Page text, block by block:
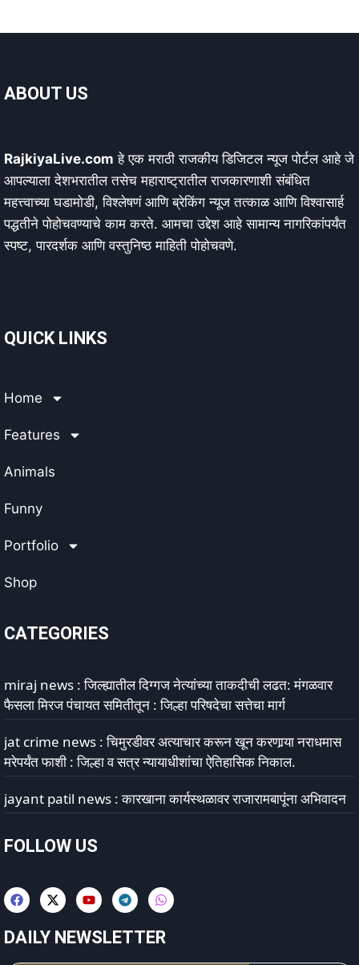
ABOUT US
RajkiyaLive.com हे एक मराठी राजकीय डिजिटल न्यूज पोर्टल आहे जे
आपल्याला देशभरातील तसेच महाराष्ट्रातील राजकारणाशी संबंधित
महत्त्वाच्या घडामोडी, विश्लेषणं आणि ब्रेकिंग न्यूज तत्काळ आणि विश्वासार्ह
पद्धतीने पोहोचवण्याचे काम करते. आमचा उद्देश आहे सामान्य नागरिकांपर्यंत
स्पष्ट, पारदर्शक आणि वस्तुनिष्ठ माहिती पोहोचवणे.
QUICK LINKS
Home
Features
Animals
Funny
Portfolio
Shop
CATEGORIES
miraj news : जिल्ह्यातील दिग्गज नेत्यांच्या ताकदीची लढत: मंगळवार
फैसला मिरज पंचायत समितीतून : जिल्हा परिषदेचा सत्तेचा मार्ग
jat crime news : चिमुरडीवर अत्याचार करून खून करणार्‍या नराधमास
मरेपर्यंत फाशी : जिल्हा व सत्र न्यायाधीशांचा ऐतिहासिक निकाल.
jayant patil news : कारखाना कार्यस्थळावर राजारामबापूंना अभिवादन
FOLLOW US
DAILY NEWSLETTER